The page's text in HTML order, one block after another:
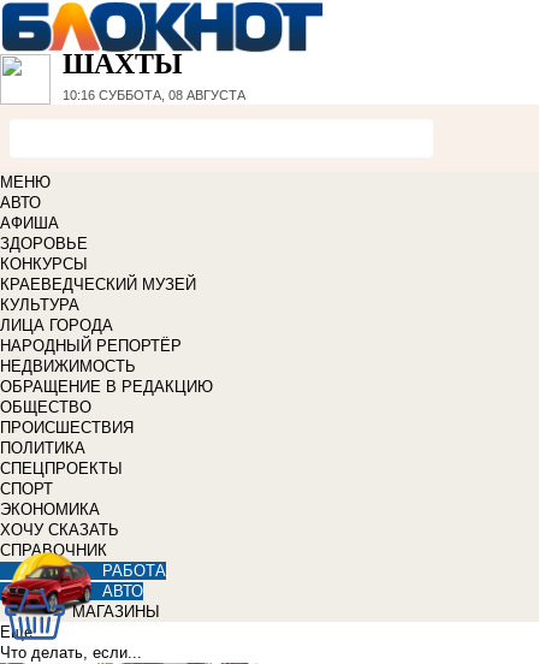
ШАХТЫ
10:16 СУББОТА, 08 АВГУСТА
МЕНЮ
АВТО
АФИША
ЗДОРОВЬЕ
КОНКУРСЫ
КРАЕВЕДЧЕСКИЙ МУЗЕЙ
КУЛЬТУРА
ЛИЦА ГОРОДА
НАРОДНЫЙ РЕПОРТЁР
НЕДВИЖИМОСТЬ
ОБРАЩЕНИЕ В РЕДАКЦИЮ
ОБЩЕСТВО
ПРОИСШЕСТВИЯ
ПОЛИТИКА
СПЕЦПРОЕКТЫ
СПОРТ
ЭКОНОМИКА
ХОЧУ СКАЗАТЬ
СПРАВОЧНИК
РАБОТА
АВТО
МАГАЗИНЫ
Еще
Что делать, если...